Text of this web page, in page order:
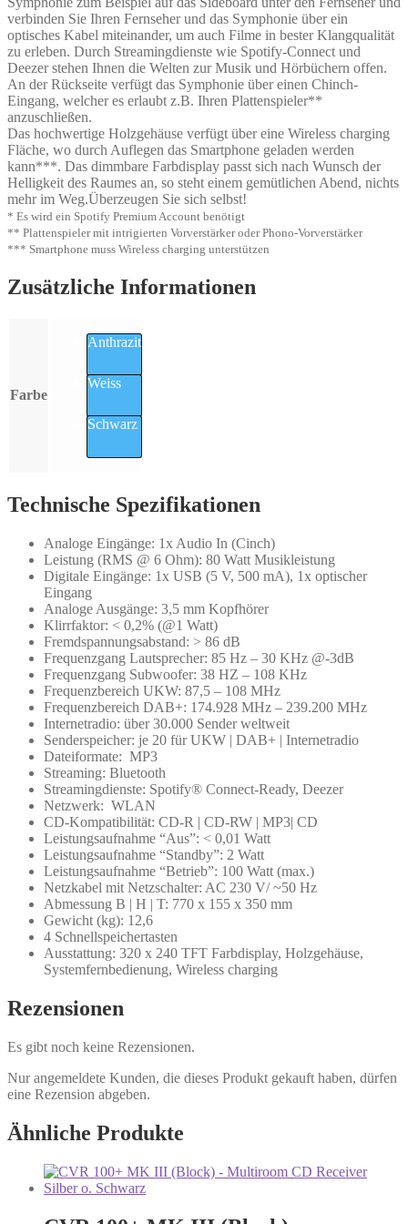
verbinden Sie Ihren Fernseher und das Symphonie über ein
optisches Kabel miteinander, um auch Filme in bester Klangqualität
zu erleben. Durch Streamingdienste wie Spotify-Connect und
Deezer stehen Ihnen die Welten zur Musik und Hörbüchern offen.
An der Rückseite verfügt das Symphonie über einen Chinch-
Eingang, welcher es erlaubt z.B. Ihren Plattenspieler**
anzuschließen.
Das hochwertige Holzgehäuse verfügt über eine Wireless charging
Fläche, wo durch Auflegen das Smartphone geladen werden
kann***. Das dimmbare Farbdisplay passt sich nach Wunsch der
Helligkeit des Raumes an, so steht einem gemütlichen Abend, nichts
mehr im Weg.Überzeugen Sie sich selbst!
* Es wird ein Spotify Premium Account benötigt
** Plattenspieler mit intrigierten Vorverstärker oder Phono-Vorverstärker
*** Smartphone muss Wireless charging unterstützen
Zusätzliche Informationen
Farbe
Anthrazit
Weiss
Schwarz
Technische Spezifikationen
Analoge Eingänge: 1x Audio In (Cinch)
Leistung (RMS @ 6 Ohm): 80 Watt Musikleistung
Digitale Eingänge: 1x USB (5 V, 500 mA), 1x optischer
Eingang
Analoge Ausgänge: 3,5 mm Kopfhörer
Klirrfaktor: < 0,2% (@1 Watt)
Fremdspannungsabstand: > 86 dB
Frequenzgang Lautsprecher: 85 Hz – 30 KHz @-3dB
Frequenzgang Subwoofer: 38 HZ – 108 KHz
Frequenzbereich UKW: 87,5 – 108 MHz
Frequenzbereich DAB+: 174.928 MHz – 239.200 MHz
Internetradio: über 30.000 Sender weltweit
Senderspeicher: je 20 für UKW | DAB+ | Internetradio
Dateiformate: MP3
Streaming: Bluetooth
Streamingdienste: Spotify® Connect-Ready, Deezer
Netzwerk: WLAN
CD-Kompatibilität: CD-R | CD-RW | MP3| CD
Leistungsaufnahme “Aus”: < 0,01 Watt
Leistungsaufnahme “Standby”: 2 Watt
Leistungsaufnahme “Betrieb”: 100 Watt (max.)
Netzkabel mit Netzschalter: AC 230 V/ ~50 Hz
Abmessung B | H | T: 770 x 155 x 350 mm
Gewicht (kg): 12,6
4 Schnellspeichertasten
Ausstattung: 320 x 240 TFT Farbdisplay, Holzgehäuse,
Systemfernbedienung, Wireless charging
Rezensionen
Es gibt noch keine Rezensionen.
Nur angemeldete Kunden, die dieses Produkt gekauft haben, dürfen
eine Rezension abgeben.
Ähnliche Produkte